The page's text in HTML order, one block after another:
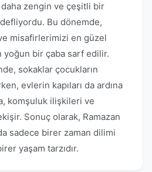
zengin ve çeşitli bir
Bu dönemde,
misafirlerimizi en güzel
yoğun bir çaba sarf edilir.
sokaklar çocukların
evlerin kapıları da ardına
komşuluk ilişkileri ve
Sonuç olarak, Ramazan
sadece birer zaman dilimi
yaşam tarzıdır.